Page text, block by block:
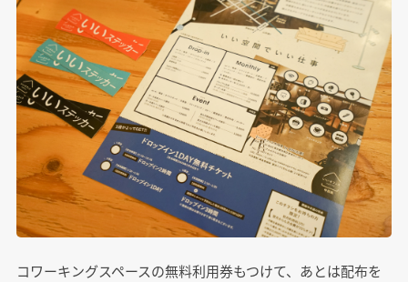
コワーキングスペースの無料利用券もつけて、あとは配布を